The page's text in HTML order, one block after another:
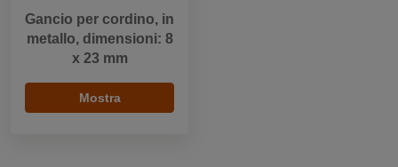
Gancio per cordino, in
metallo, dimensioni: 8
x 23 mm
Mostra